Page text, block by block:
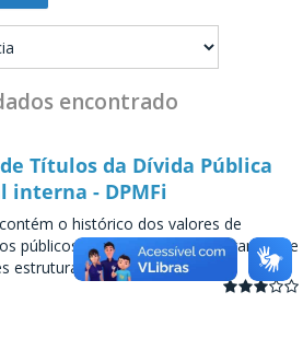
encontrado
Títulos da Dívida Pública
interna - DPMFi
o histórico dos valores de
públicos, decorrentes de programas de
estruturadas, a partir de...